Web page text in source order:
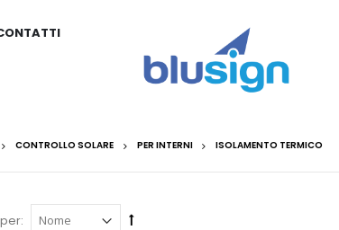
CONTROLLO SOLARE PER INTERNI ISOLAMENTO TERMICO